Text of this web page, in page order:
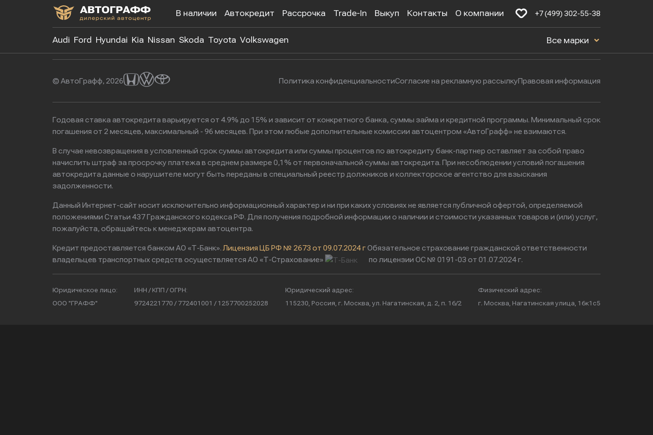
В наличии Автокредит Рассрочка Trade-In Выкуп Контакты О компании +7 (499) 302-55-38
Audi Ford Hyundai Kia Nissan Skoda Toyota Volkswagen Все марки
+7 (499) 302-55-38
Выходные: с 9:00 до 22:00
© АвтоГрафф, 2026 Политика конфиденциальностиСогласие на рекламную рассылкуПравовая информация
Годовая ставка автокредита варьируется от 4.9% до 15% и зависит от конкретного банка, суммы займа и кредитной программы. Минимальный срок
погашения от 2 месяцев, максимальный - 96 месяцев. При этом любые дополнительные комиссии автоцентром «АвтоГрафф» не взимаются.
В случае невозвращения в условленный срок суммы автокредита или суммы процентов по автокредиту банк-партнер оставляет за собой право
начислить штраф за просрочку платежа в среднем размере 0,1% от первоначальной суммы автокредита. При несоблюдении условий погашения
автокредита данные о нарушителе могут быть переданы в специальный реестр должников и коллекторское агентство для взыскания
задолженности.
Данный Интернет-сайт носит исключительно информационный характер и ни при каких условиях не является публичной офертой, определяемой
положениями Статьи 437 Гражданского кодекса РФ. Для получения подробной информации о наличии и стоимости указанных товаров и (или) услуг,
пожалуйста, обращайтесь к менеджерам автоцентра.
Кредит предоставляется банком АО «Т-Банк». Лицензия ЦБ РФ № 2673 от 09.07.2024 гОбязательное страхование гражданской ответственности
владельцев транспортных средств осуществляется АО «Т-Страхование»
по лицензии ОС № 0191-03 от 01.07.2024 г.
Юридическое лицо:
ООО "ГРАФФ"
ИНН / КПП / ОГРН:
9724221770 / 772401001 / 1257700252028
Юридический адрес:
115230, Россия, г. Москва, ул. Нагатинская, д. 2, п. 16/2
Физический адрес:
г. Москва, Нагатинская улица, 16к1с5